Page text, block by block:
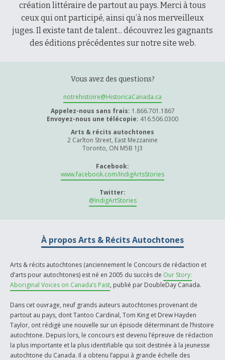
À propos et contactez-nous
création littéraire de partout au pays. Merci à tous
ceux qui ont participé, ainsi qu’à nos merveilleux
juges. Il existe tant de talent... découvrez les gagnants
des éditions précédentes sur notre site web.
Vous avez des questions?
notrehistoire@HistoricaCanada.ca
Appelez-nous sans frais: 1.866.701.1867
Envoyez-nous une télécopie: 416.506.0300
Arts & récits autochtones
2 Carlton Street, East Mezzanine
Toronto, ON M5B 1J3
Facebook:
www.facebook.com/IndigArtsStories
Twitter:
@IndigArtStories
À propos Arts & Récits Autochtones
Arts & récits autochtones (anciennement le Concours de rédaction et
d’arts pour autochtones) est né en 2005 du succès de Our Story:
Aboriginal Voices on Canada’s Past, publié par DoubleDay Canada.
Dans cet ouvrage, neuf grands auteurs autochtones provenant de
partout au pays, dont Tantoo Cardinal, Tom King et Drew Hayden
Taylor, ont rédigé une nouvelle sur un épisode déterminant de l’histoire
autochtone. Depuis lors, le concours est devenu l’épreuve de rédaction
la plus importante et la plus identifiable qui soit destinée à la jeunesse
autochtone du Canada. Il a obtenu l’appui à grande échelle des